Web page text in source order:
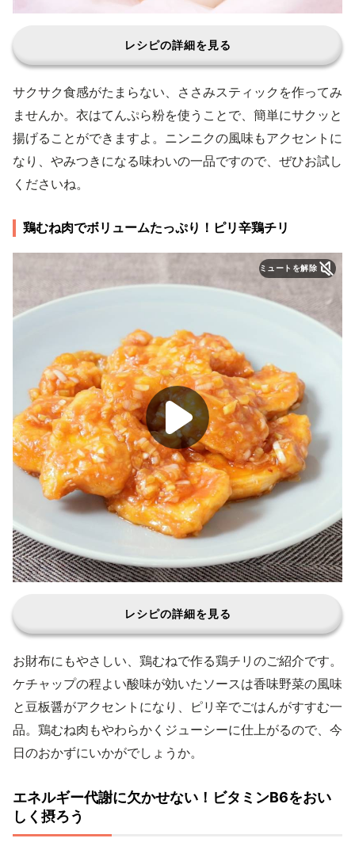
レシピの詳細を見る
サクサク食感がたまらない、ささみスティックを作ってみ
ませんか。衣はてんぷら粉を使うことで、簡単にサクッと
揚げることができますよ。ニンニクの風味もアクセントに
なり、やみつきになる味わいの一品ですので、ぜひお試し
くださいね。
鶏むね肉でボリュームたっぷり！ピリ辛鶏チリ
ミュートを解除
レシピの詳細を見る
お財布にもやさしい、鶏むねで作る鶏チリのご紹介です。
ケチャップの程よい酸味が効いたソースは香味野菜の風味
と豆板醤がアクセントになり、ピリ辛でごはんがすすむ一
品。鶏むね肉もやわらかくジューシーに仕上がるので、今
日のおかずにいかがでしょうか。
エネルギー代謝に欠かせない！ビタミンB6をおい
しく摂ろう